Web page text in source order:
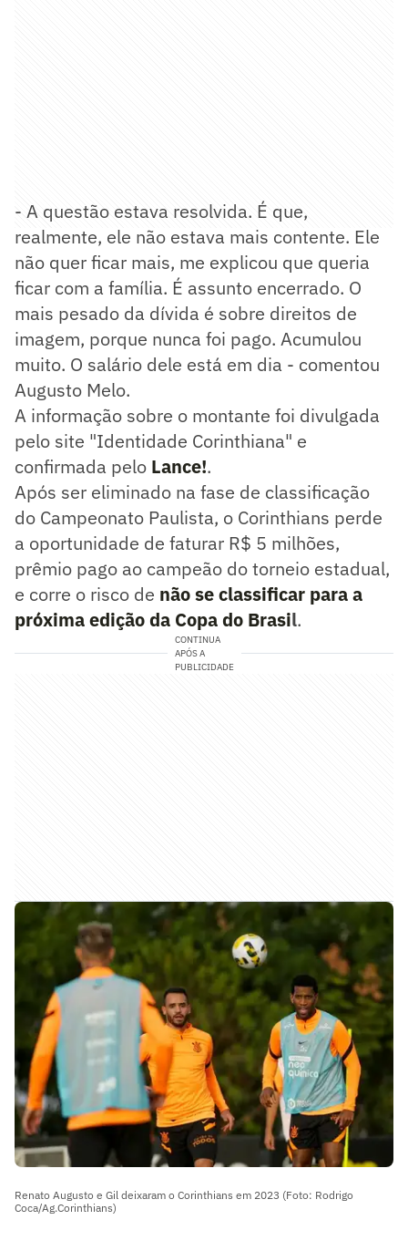
- A questão estava resolvida. É que,
realmente, ele não estava mais contente. Ele
não quer ficar mais, me explicou que queria
ficar com a família. É assunto encerrado. O
mais pesado da dívida é sobre direitos de
imagem, porque nunca foi pago. Acumulou
muito. O salário dele está em dia - comentou
Augusto Melo.
A informação sobre o montante foi divulgada
pelo site "Identidade Corinthiana" e
confirmada pelo Lance!.
Após ser eliminado na fase de classificação
do Campeonato Paulista, o Corinthians perde
a oportunidade de faturar R$ 5 milhões,
prêmio pago ao campeão do torneio estadual,
e corre o risco de não se classificar para a
próxima edição da Copa do Brasil.
CONTINUA
APÓS A
PUBLICIDADE
Renato Augusto e Gil deixaram o Corinthians em 2023 (Foto: Rodrigo
Coca/Ag.Corinthians)